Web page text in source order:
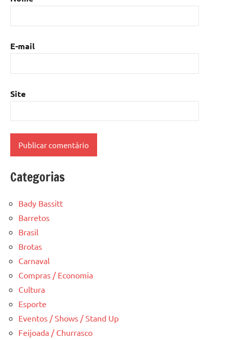
E-mail
Site
Categorias
Bady Bassitt
Barretos
Brasil
Brotas
Carnaval
Compras / Economia
Cultura
Esporte
Eventos / Shows / Stand Up
Feijoada / Churrasco